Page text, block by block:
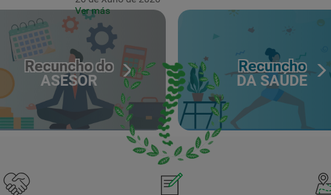
Ver más
Recuncho do
ASESOR
Recuncho
DA SAÚDE